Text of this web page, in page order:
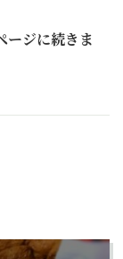
ージに続きま